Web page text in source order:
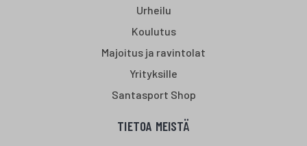
Urheilu
Koulutus
Majoitus ja ravintolat
Yrityksille
Santasport Shop
TIETOA MEISTÄ